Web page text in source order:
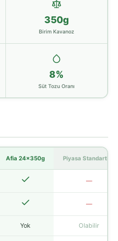
350g
Birim Kavanoz
8%
Süt Tozu Oranı
Afia 24x350g Piyasa Standartları
—
—
Yok Olabilir